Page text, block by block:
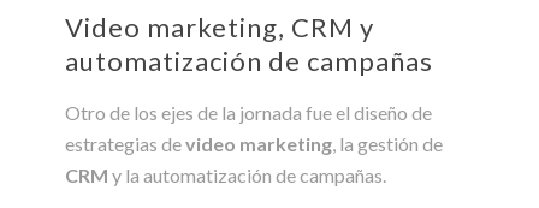
Video marketing, CRM y
automatización de campañas
Otro de los ejes de la jornada fue el diseño de
estrategias devideo marketing , la gestión de
CRM y la automatización de campañas.